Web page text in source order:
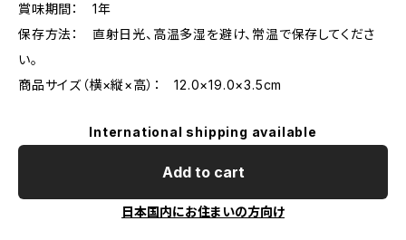
賞味期間： 1年
保存方法： 直射日光、高温多湿を避け、常温で保存してくださ
い。
商品サイズ（横×縦×高）： 12.0×19.0×3.5cm
International shipping available
Add to cart
日本国内にお住まいの方向け